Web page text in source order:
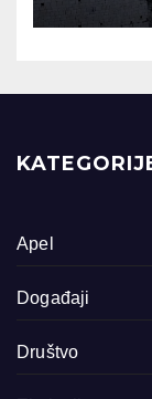
Apel
Događaji
Društvo